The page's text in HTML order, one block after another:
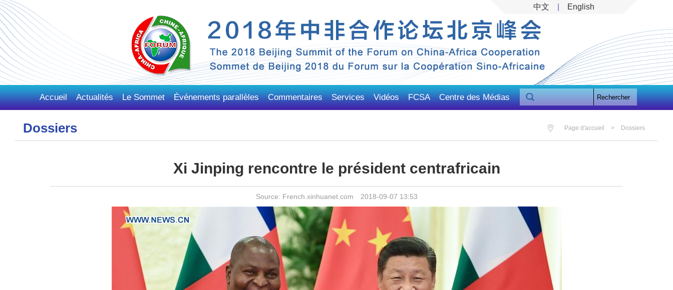
中文 English
Accueil Actualités Le Sommet Événements parallèles Commentaires Services Vidéos FCSA Centre des Médias Rechercher
Dossiers Page d'accueil > Dossiers
Xi Jinping rencontre le président centrafricain
Source: French.xinhuanet.com 2018-09-07 13:53